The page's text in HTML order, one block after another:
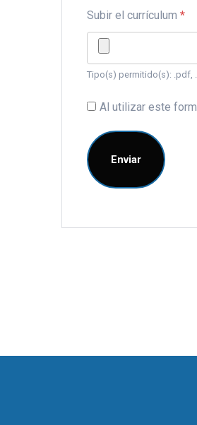
Subir el currículum *
Tipo(s) permitido(s): .pdf,
Al utilizar este